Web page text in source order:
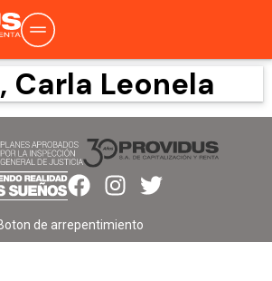
Carla Leonela
de arrepentimiento